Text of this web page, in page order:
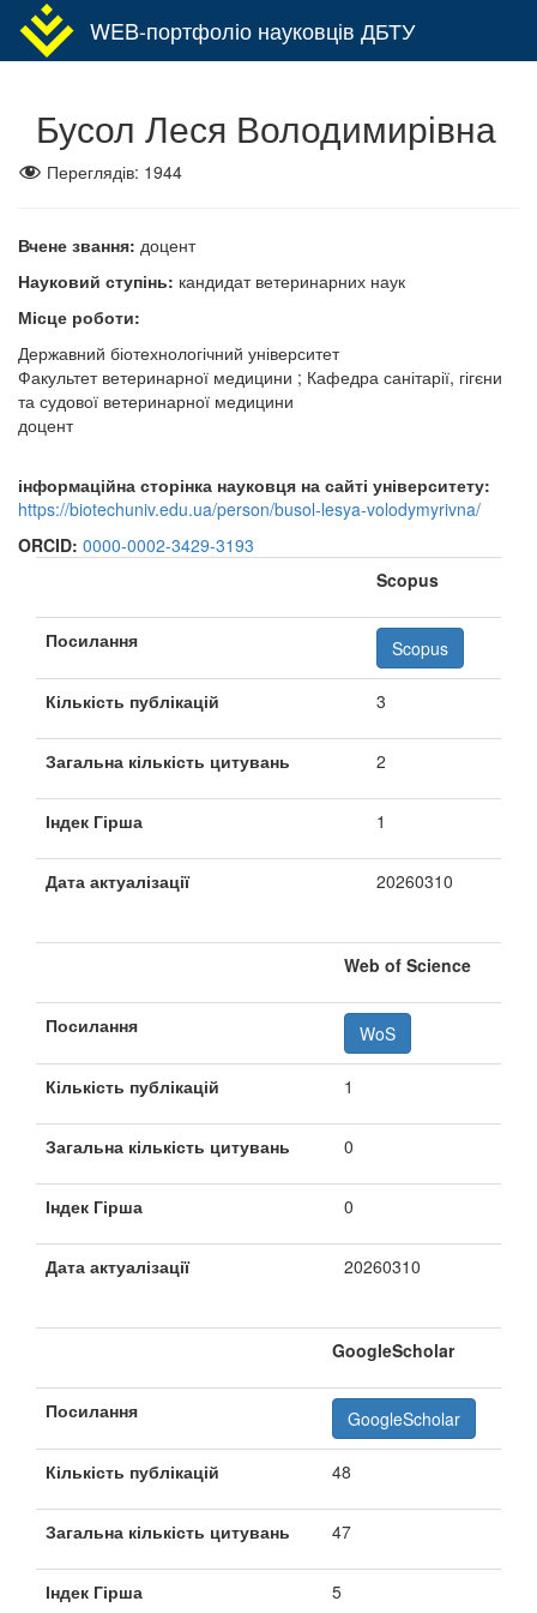
WEB-портфоліо науковців ДБТУ
Бусол Леся Володимирівна
Переглядів: 1944
Вчене звання: доцент
Науковий ступінь: кандидат ветеринарних наук
Місце роботи:
Державний біотехнологічний університет
Факультет ветеринарної медицини ; Кафедра санітарії, гігєни
та судової ветеринарної медицини
доцент
інформаційна сторінка науковця на сайті університету:
https://biotechuniv.edu.ua/person/busol-lesya-volodymyrivna/
ORCID: 0000-0002-3429-3193
Scopus
Посилання Scopus
Кількість публікацій 3
Загальна кількість цитувань 2
Індек Гірша 1
Дата актуалізації 20260310
Web of Science
Посилання WoS
Кількість публікацій 1
Загальна кількість цитувань 0
Індек Гірша 0
Дата актуалізації 20260310
GoogleScholar
Посилання GoogleScholar
Кількість публікацій 48
Загальна кількість цитувань 47
Індек Гірша 5